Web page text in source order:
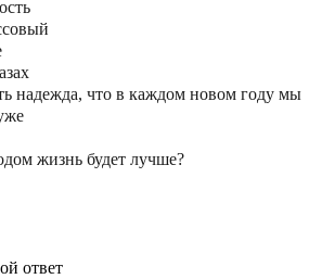
надежда, что в каждом новом году мы
жизнь будет лучше?
ответ